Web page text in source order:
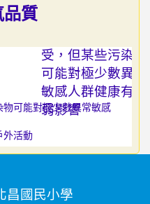
質
可能對極少數異常敏感
外活動
昌國民小學